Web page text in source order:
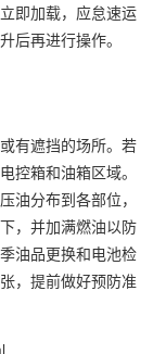
即加载，应怠速运
后再进行操作。
有遮挡的场所。若
控箱和油箱区域。
油分布到各部位，
，并加满燃油以防
油品更换和电池检
，提前做好预防准